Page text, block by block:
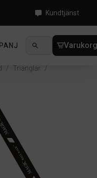
Kundtjänst
NYHETER
/ Trianglar
/